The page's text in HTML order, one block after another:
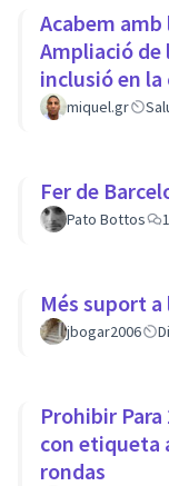
Acabem
Ampliació de
inclusió en
ambmiquel.gr
Fer de
Pato Bottos 1
Més suport
jbogar2006
Prohibir
con etiqueta
rondas